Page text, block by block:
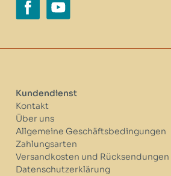
Kundendienst
Kontakt
Über uns
Allgemeine Geschäftsbedingungen
Zahlungsarten
Versandkosten und Rücksendungen
Datenschutzerklärung